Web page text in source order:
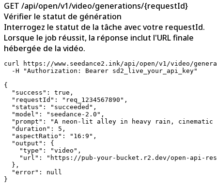
GET /api/open/v1/video/generations/{requestId}
Vérifier le statut de génération
Interrogez le statut de la tâche avec votre requestId.
Lorsque le job réussit, la réponse inclut l'URL finale
hébergée de la vidéo.
curl https://www.seedance2.ink/api/open/v1/video/
  -H "Authorization: Bearer sd2_live_your_api_key"
{
  "success": true,
  "requestId": "req_1234567890",
  "status": "succeeded",
  "model": "seedance-2.0",
"prompt": "A neon-lit alley in heavy rain, cinematic
  "duration": 5,
  "aspectRatio": "16:9",
  "output": {
    "type": "video",
"url": "https://pub-your-bucket.r2.dev/open-api-
  },
  "error": null
}